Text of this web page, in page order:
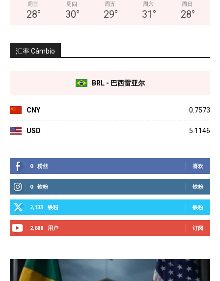
周三
28°
周四
30°
周五
29°
周六
31 °
周日
28°
汇率 Câmbio
BRL - 巴西雷亚尔
CNY 0.7573
USD 5.1146
0 粉丝 喜欢
0 铁粉 铁粉
2,133 铁粉 铁粉
2,688 用户 订阅